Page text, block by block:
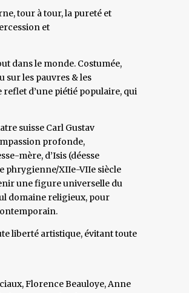
tour à tour, la pureté et
et
dans le monde. Costumée,
sur les pauvres & les
reflet d’une piétié populaire, qui
suisse Carl Gustav
profonde,
mère, d’Isis (déesse
phrygienne/XIIe-VIIe siècle
une figure universelle du
domaine religieux, pour
liberté artistique, évitant toute
Florence Beauloye, Anne